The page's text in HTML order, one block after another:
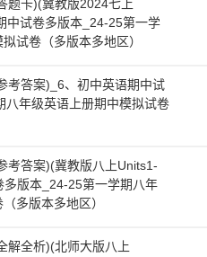
题卡)(冀教版2024七上
中试卷多版本_24-25第一学
试卷（多版本多地区）
考答案)_6、初中英语期中试
八年级英语上册期中模拟试卷
考答案)(冀教版八上Units1-
版本_24-25第一学期八年
多版本多地区）
解全析)(北师大版八上